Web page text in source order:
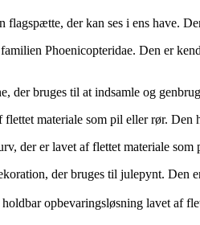
flagspætte, der kan ses i ens have.
Phoenicopteridae. Den er
der bruges til at indsamle og
materiale som pil eller rør.
der er lavet af flettet materiale
der bruges til julepynt.
opbevaringsløsning lavet af